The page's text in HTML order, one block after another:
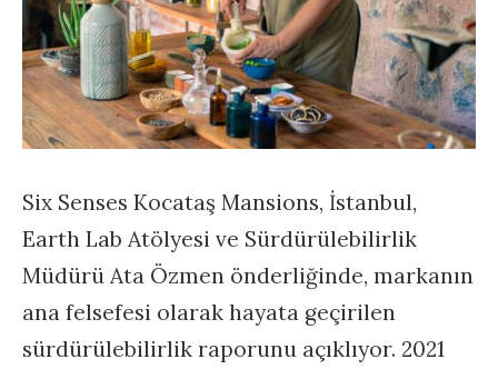
Six Senses Kocataş Mansions, İstanbul,
Earth Lab Atölyesi ve Sürdürülebilirlik
Müdürü Ata Özmen önderliğinde, markanın
ana felsefesi olarak hayata geçirilen
sürdürülebilirlik raporunu açıklıyor. 2021